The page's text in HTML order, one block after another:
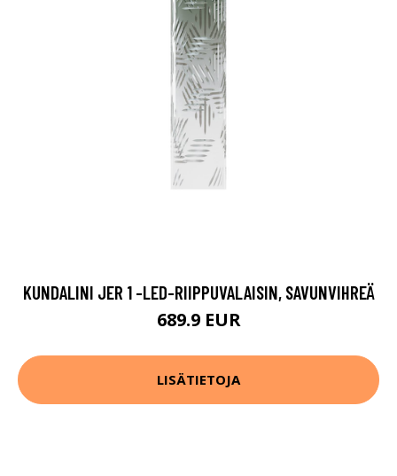
KUNDALINI JER 1 -LED-RIIPPUVALAISIN, SAVUNVIHREÄ
689.9 EUR
LISÄTIETOJA